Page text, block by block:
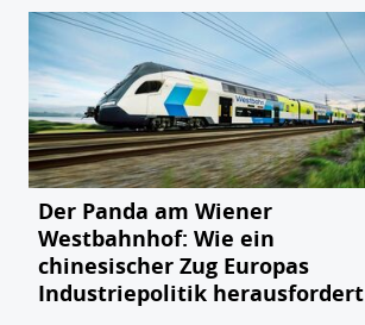
Der Panda am Wiener
Westbahnhof: Wie ein
chinesischer Zug Europas
Industriepolitik herausfordert